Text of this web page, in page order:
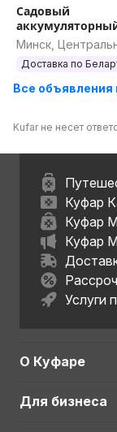
Садовый
аккумуляторный
(2 аккумулятора
Минск,
Доставка по
Все объявления
Kufar не несет
Куфар
Куфар
Куфар
Услуги
О Куфаре
Для бизнеса